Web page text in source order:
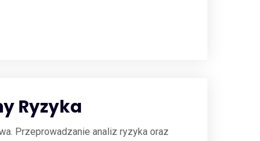
Ryzyka
Przeprowadzanie analiz ryzyka oraz